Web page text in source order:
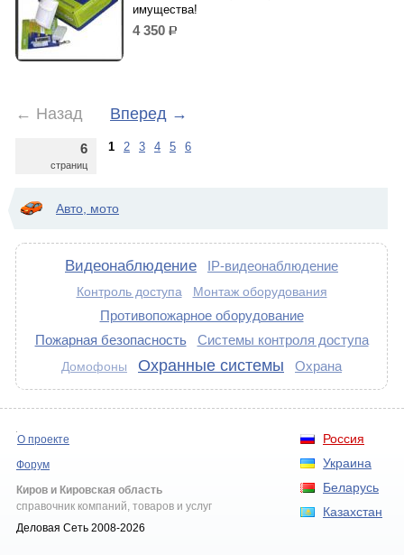
имущества!
4 350 р.
← Назад Вперед →
6
страниц
1 2 3 4 5 6
Авто, мото
Видеонаблюдение IP-видеонаблюдение
Контроль доступа Монтаж оборудования
Противопожарное оборудование
Пожарная безопасность
Системы контроля доступа
Домофоны Охранные системы Охрана
Россия
Украина
Беларусь
Казахстан
О проекте
Форум
Киров и Кировская область
справочник компаний, товаров и услуг
Деловая Сеть 2008-2026